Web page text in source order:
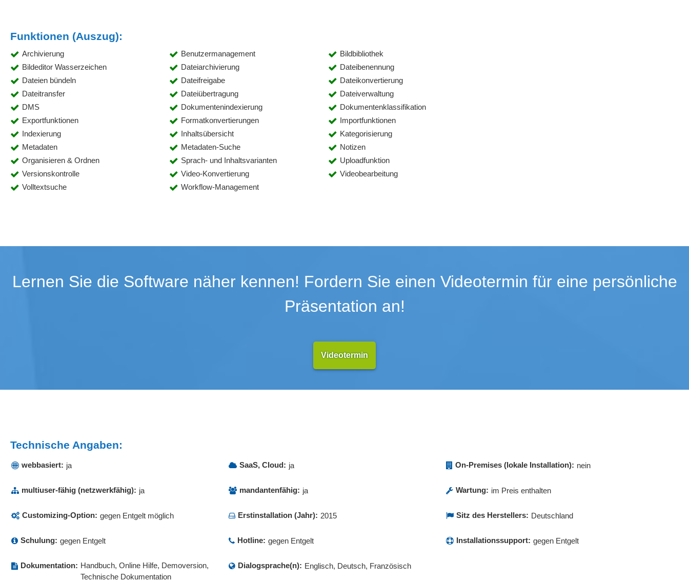
Funktionen (Auszug):
Archivierung Benutzermanagement
Bildbibliothek
Bildeditor Wasserzeichen
Dateiarchivierung
Dateibenennung
Dateien bündeln
Dateifreigabe
Dateikonvertierung
Dateitransfer
Dateiübertragung
Dateiverwaltung
DMS
Dokumentenindexierung
Dokumentenklassifikation
Exportfunktionen
Formatkonvertierungen
Importfunktionen
Indexierung
Inhaltsübersicht
Kategorisierung
Metadaten
Metadaten-Suche
Notizen
Organisieren & Ordnen
Sprach- und Inhaltsvarianten
Uploadfunktion
Versionskontrolle
Video-Konvertierung
Videobearbeitung
Volltextsuche
Workflow-Management
Lernen Sie die Software näher kennen! Fordern Sie einen Videotermin für eine persönliche
Präsentation an!
Videotermin
Technische Angaben:
webbasiert: ja SaaS, Cloud: ja On-Premises (lokale Installation): nein
multiuser-fähig (netzwerkfähig): ja mandantenfähig: ja Wartung: im Preis enthalten
Customizing-Option: gegen Entgelt möglich Erstinstallation (Jahr): 2015 Sitz des Herstellers: Deutschland
Schulung: gegen Entgelt Hotline: gegen Entgelt Installationssupport: gegen Entgelt
Dokumentation: Handbuch, Online Hilfe, Demoversion,
Technische Dokumentation
Dialogsprache(n): Englisch, Deutsch, Französisch